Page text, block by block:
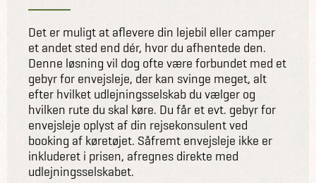
Det er muligt at aflevere din lejebil eller camper
et andet sted end dér, hvor du afhentede den.
Denne løsning vil dog ofte være forbundet med et
gebyr for envejsleje, der kan svinge meget, alt
efter hvilket udlejningsselskab du vælger og
hvilken rute du skal køre. Du får et evt. gebyr for
envejsleje oplyst af din rejsekonsulent ved
booking af køretøjet. Såfremt envejsleje ikke er
inkluderet i prisen, afregnes direkte med
udlejningsselskabet.